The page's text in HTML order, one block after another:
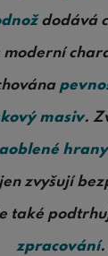
dodává
moderní
masiv.
zvyšují
také
zpracování.